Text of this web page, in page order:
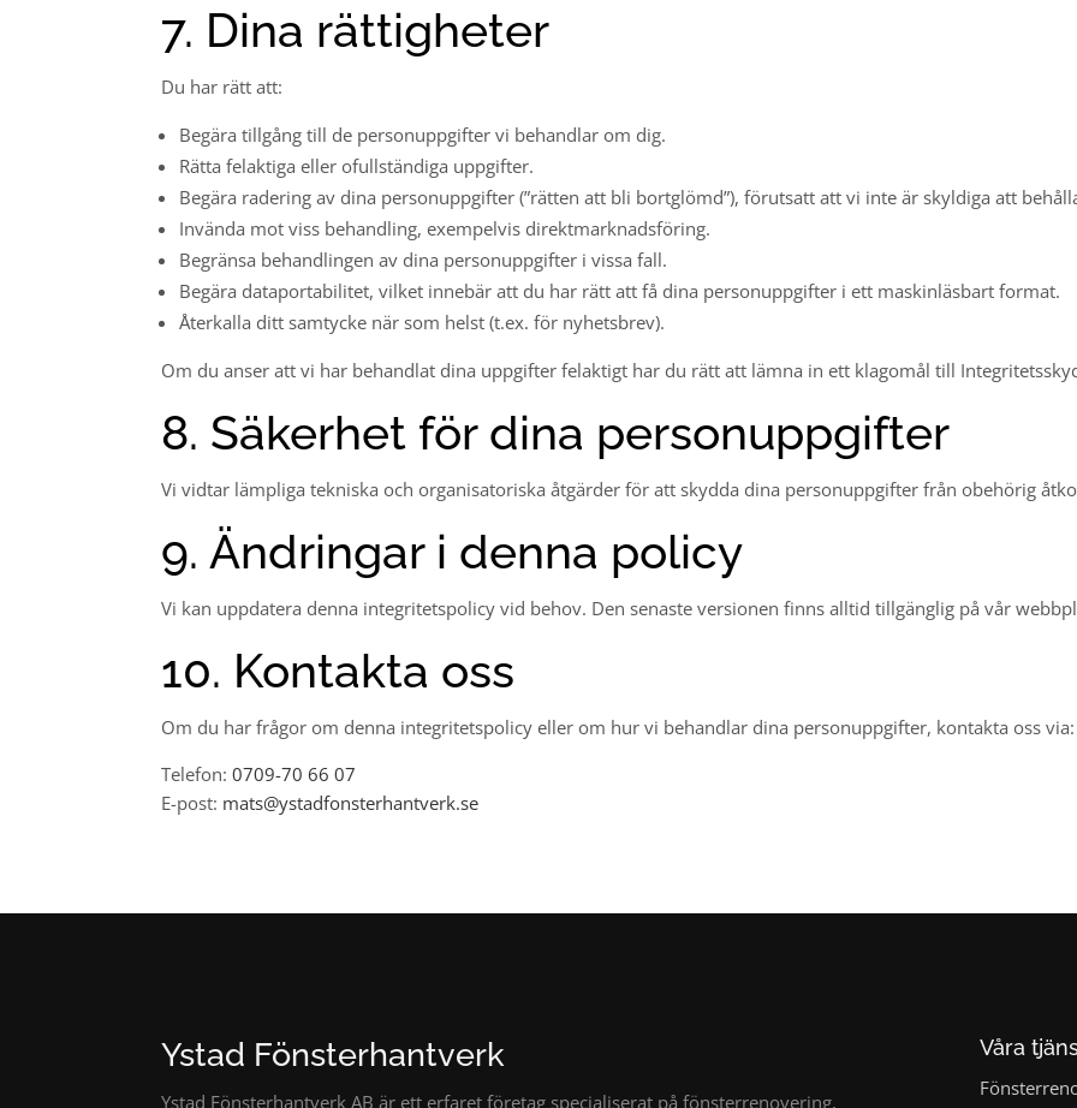
7. Dina rättigheter
Du har rätt att:
Begära tillgång till de personuppgifter vi behandlar om dig.
Rätta felaktiga eller ofullständiga uppgifter.
Begära radering av dina personuppgifter (”rätten att bli bortglömd”), förutsatt att vi inte är skyldiga att
Invända mot viss behandling, exempelvis direktmarknadsföring.
Begränsa behandlingen av dina personuppgifter i vissa fall.
Begära dataportabilitet, vilket innebär att du har rätt att få dina personuppgifter i ett maskinläsbart format.
Återkalla ditt samtycke när som helst (t.ex. för nyhetsbrev).
Om du anser att vi har behandlat dina uppgifter felaktigt har du rätt att lämna in ett klagomål till
8. Säkerhet för dina personuppgifter
Vi vidtar lämpliga tekniska och organisatoriska åtgärder för att skydda dina personuppgifter från obehörig
9. Ändringar i denna policy
Vi kan uppdatera denna integritetspolicy vid behov. Den senaste versionen finns alltid tillgänglig på vår
10. Kontakta oss
Om du har frågor om denna integritetspolicy eller om hur vi behandlar dina personuppgifter, kontakta oss via:
Telefon:0709-70 66 07
E-post: mats@ystadfonsterhantverk.se
Ystad Fönsterhantverk
Ystad Fönsterhantverk AB är ett erfaret företag specialiserat på fönsterrenovering,
Våra